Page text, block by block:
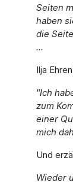
Seiten
haben
die
...
Ilja
"Ich
zum
einer
mich
Und
Wieder